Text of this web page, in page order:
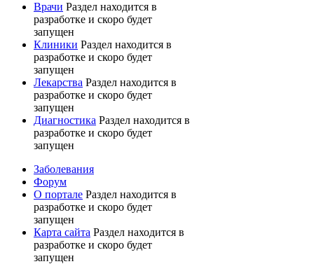
Врачи Раздел находится в
разработке и скоро будет
запущен
Клиники Раздел находится в
разработке и скоро будет
запущен
Лекарства Раздел находится в
разработке и скоро будет
запущен
Диагностика Раздел находится в
разработке и скоро будет
запущен
Заболевания
Форум
О портале Раздел находится в
разработке и скоро будет
запущен
Карта сайта Раздел находится в
разработке и скоро будет
запущен